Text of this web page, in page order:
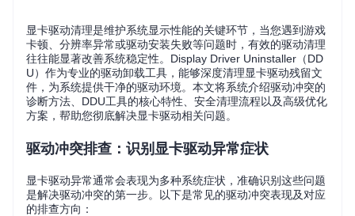
显卡驱动清理是维护系统显示性能的关键环节，当您遇到游戏
卡顿、分辨率异常或驱动安装失败等问题时，有效的驱动清理
往往能显著改善系统稳定性。Display Driver Uninstaller（DD
U）作为专业的驱动卸载工具，能够深度清理显卡驱动残留文
件，为系统提供干净的驱动环境。本文将系统介绍驱动冲突的
诊断方法、DDU工具的核心特性、安全清理流程以及高级优化
方案，帮助您彻底解决显卡驱动相关问题。
驱动冲突排查：识别显卡驱动异常症状
显卡驱动异常通常会表现为多种系统症状，准确识别这些问题
是解决驱动冲突的第一步。以下是常见的驱动冲突表现及对应
的排查方向：